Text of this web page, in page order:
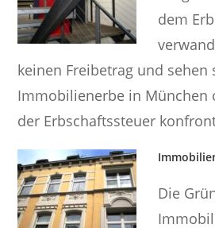
dem
keinen Freibetrag und sehen
Immobilienerbe in München
der Erbschaftssteuer
Die